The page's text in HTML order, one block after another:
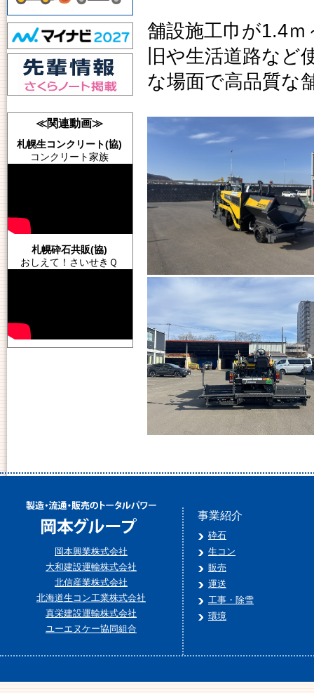
≪関連動画≫
札幌生コンクリート(協)
コンクリート家族
札幌砕石共販(協)
おしえて！さいせきＱ
舗設施工巾が1.4
旧や生活道路など
な場面で高品質な
岡本興業株式会社
大和建設運輸株式会社
北信産業株式会社
北海道生コン工業株式会社
真栄建設運輸株式会社
ユーエヌケー協同組合
事業紹介
砕石
生コン
販売
運送
工事・除雪
環境